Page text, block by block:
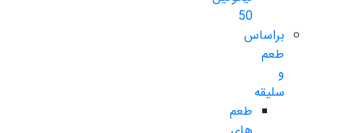
50
براساس
طعم
و
سلیقه
طعم